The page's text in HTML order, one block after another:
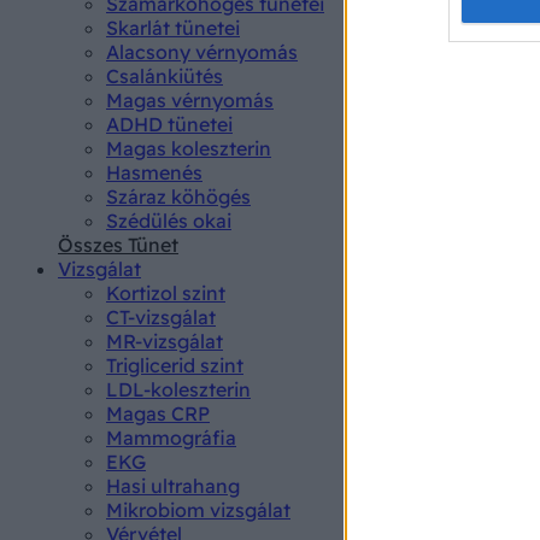
Skarlát tünetei
Alacsony vérnyomás
Csalánkiütés
Magas vérnyomás
ADHD tünetei
Magas koleszterin
Hasmenés
Száraz köhögés
Szédülés okai
Összes Tünet
Vizsgálat
Kortizol szint
CT-vizsgálat
MR-vizsgálat
Triglicerid szint
LDL-koleszterin
Magas CRP
Mammográfia
EKG
Hasi ultrahang
Mikrobiom vizsgálat
Vérvétel